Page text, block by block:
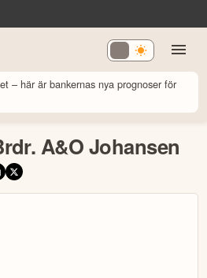
– här är bankernas nya prognoser för
A&O Johansen